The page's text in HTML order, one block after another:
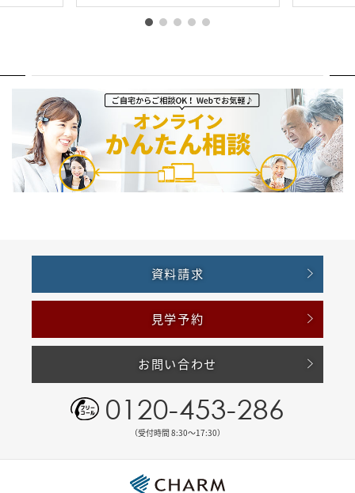
資料請求
見学予約
お問い合わせ
0120-453-286
（受付時間 8:30〜17:30）